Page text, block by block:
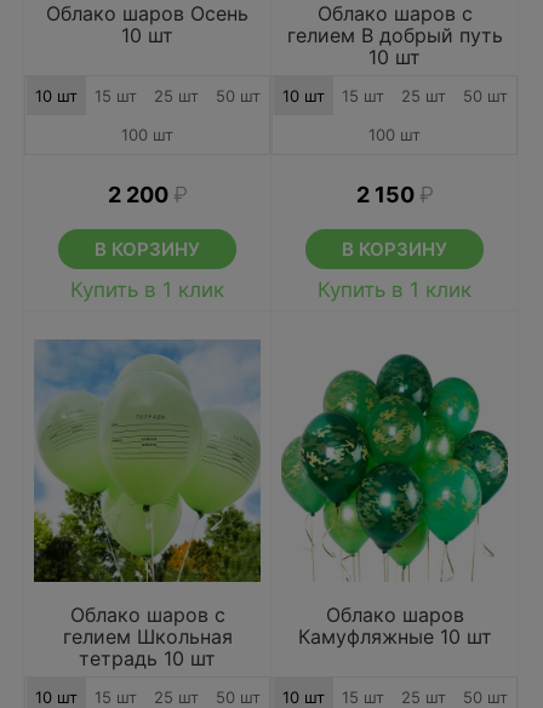
Облако шаров Осень
10 шт
10 шт 15 шт 25 шт
50 шт
100 шт
2 200 ₽
В КОРЗИНУ
Купить в 1 клик
Облако шаров с
гелием В добрый путь
10 шт
10 шт 15 шт 25 шт
50 шт
100 шт
2 150 ₽
В КОРЗИНУ
Купить в 1 клик
Облако шаров с
гелием Школьная
тетрадь 10 шт
10 шт 15 шт 25 шт
50 шт
Облако шаров
Камуфляжные 10 шт
10 шт 15 шт 25 шт
50 шт